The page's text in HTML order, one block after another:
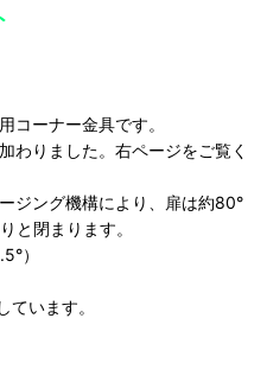
コーナー金具です。
わりました。右ページをご覧く
ジング機構により、扉は約80°
と閉まります。
）
います。